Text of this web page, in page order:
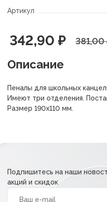
Артикул
381,00
цена
составляла
381,00 ₽.
342,90 ₽
Текущая
цена:
342,90 ₽.
Описание
Пеналы для школьных
Имеют три отделения.
Размер 190х110 мм.
Подпишитесь на наши
акций и скидок